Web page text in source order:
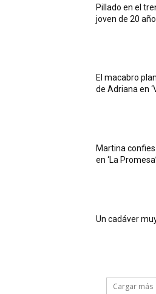
Pillado en el
joven de 20
El macabro
de Adriana en
Martina
en ‘La Promesa’
Un cadáver
Cargar más